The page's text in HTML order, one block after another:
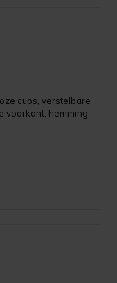
cups, verstelbare
voorkant, hemming